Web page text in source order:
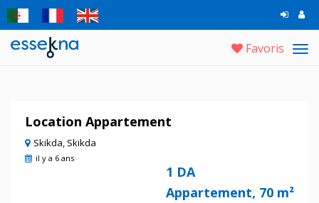
Favoris
Location Appartement
Skikda, Skikda
il y a 6 ans
1 DA
Appartement, 70 m²